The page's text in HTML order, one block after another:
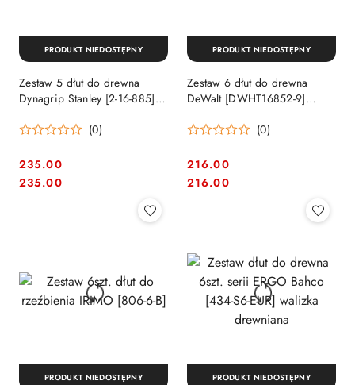
Zestaw 5 dłut do drewna
Dynagrip Stanley [2-16-885]
mm
(0)
Cena:
235.00
Cena:
235.00
PRODUKT NIEDOSTĘPNY
Zestaw 6 dłut do drewna
DeWalt [DWHT16852-9]
mm
(0)
Cena:
216.00
Cena:
216.00
PRODUKT NIEDOSTĘPNY
PRODUKT NIEDOSTĘPNY PRODUKT NIEDOSTĘPNY